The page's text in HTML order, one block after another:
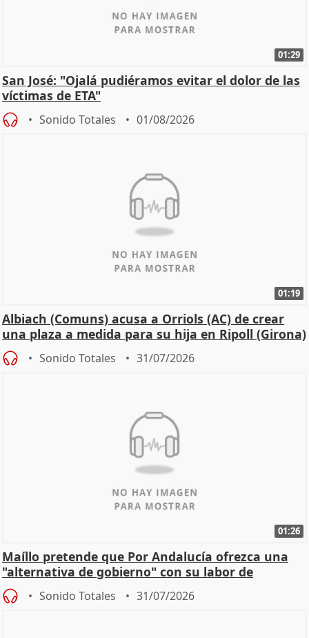
01:29
San José: "Ojalá pudiéramos evitar el dolor de las
víctimas de ETA"
Sonido Totales 01/08/2026
01:19
Albiach (Comuns) acusa a Orriols (AC) de crear
una plaza a medida para su hija en Ripoll (Girona)
Sonido Totales 31/07/2026
01:26
Maíllo pretende que Por Andalucía ofrezca una
"alternativa de gobierno" con su labor de
oposición
Sonido Totales 31/07/2026